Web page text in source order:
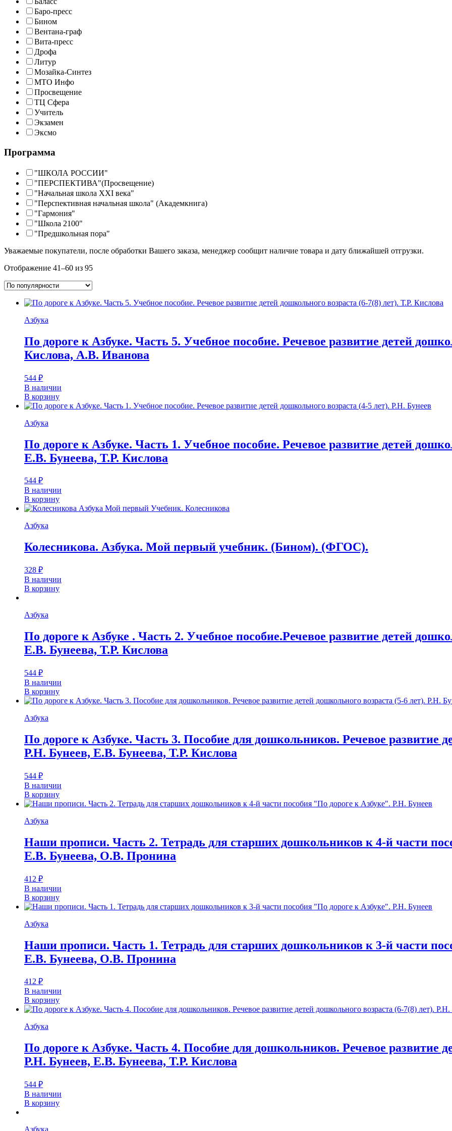
Баро-пресс
Бином
Вентана-граф
Вита-пресс
Дрофа
Литур
Мозайка-Синтез
МТО Инфо
Просвещение
ТЦ Сфера
Учитель
Экзамен
Эксмо
Программа
"ШКОЛА РОССИИ"
"ПЕРСПЕКТИВА"(Просвещение)
"Начальная школа XXI века"
"Перспективная начальная школа" (Академкнига)
"Гармония"
"Школа 2100"
"Предшкольная пора"
Уважаемые покупатели, после обработки Вашего заказа, менеджер сообщит наличие товара и дату ближайшей отгрузки.
Отображение 41–60 из 95
Азбука
По дороге к Азбуке. Часть 5. Учебное пособие. Речевое развитие детей
Кислова, А.В. Иванова
544 ₽
В наличии
В корзину
Азбука
По дороге к Азбуке. Часть 1. Учебное пособие. Речевое развитие детей
Е.В. Бунеева, Т.Р. Кислова
544 ₽
В наличии
В корзину
Азбука
Колесникова. Азбука. Мой первый учебник. (Бином). (ФГОС).
328 ₽
В наличии
В корзину
Азбука
По дороге к Азбуке . Часть 2. Учебное пособие.Речевое развитие детей
Е.В. Бунеева, Т.Р. Кислова
544 ₽
В наличии
В корзину
Азбука
По дороге к Азбуке. Часть 3. Пособие для дошкольников. Речевое развитие
Р.Н. Бунеев, Е.В. Бунеева, Т.Р. Кислова
544 ₽
В наличии
В корзину
Азбука
Наши прописи. Часть 2. Тетрадь для старших дошкольников к 4-й части
Е.В. Бунеева, О.В. Пронина
412 ₽
В наличии
В корзину
Азбука
Наши прописи. Часть 1. Тетрадь для старших дошкольников к 3-й части
Е.В. Бунеева, О.В. Пронина
412 ₽
В наличии
В корзину
Азбука
По дороге к Азбуке. Часть 4. Пособие для дошкольников. Речевое развитие
Р.Н. Бунеев, Е.В. Бунеева, Т.Р. Кислова
544 ₽
В наличии
В корзину